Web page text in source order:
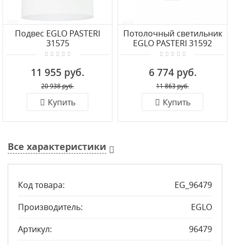
Подвес EGLO PASTERI
31575
11 955 руб.
20 938 руб.
Купить
Потолочный светильник
EGLO PASTERI 31592
6 774 руб.
11 863 руб.
Купить
Все характеристики
Код товара:
EG_96479
Производитель:
EGLO
Артикул:
96479